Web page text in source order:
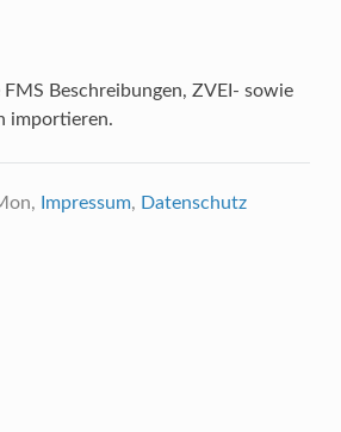
Beschreibungen, ZVEI- sowie
importieren.
Impressum, Datenschutz